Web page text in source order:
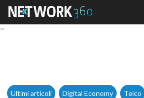
Ultimi articoli Digital Economy Telco